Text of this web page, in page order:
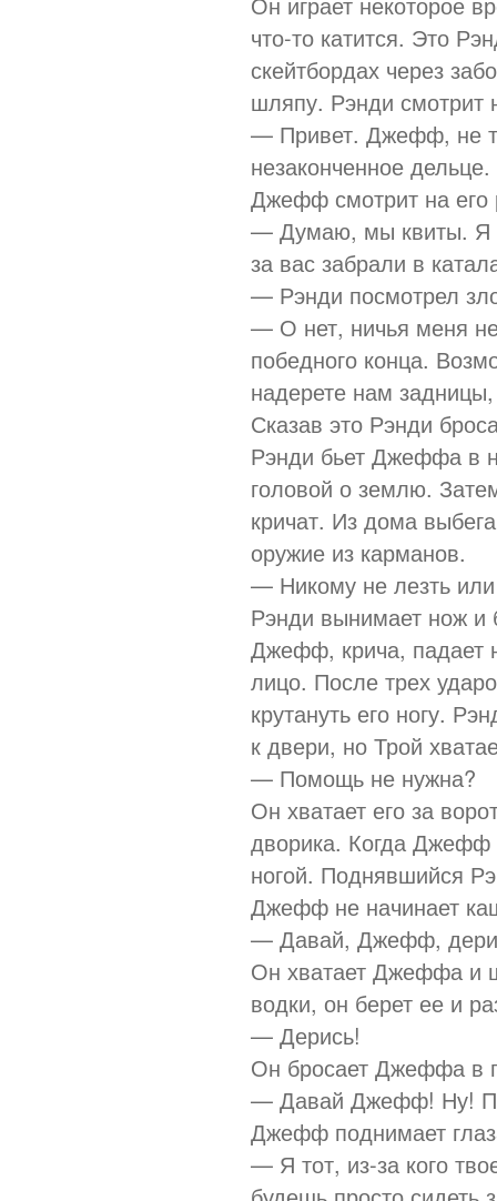
что-то катится. Это
скейтбордах через
шляпу. Рэнди смотрит
— Привет. Джефф, не
незаконченное дельце.
Джефф смотрит на его
— Думаю, мы квиты. Я
за вас забрали в
— Рэнди посмотрел
— О нет, ничья меня
победного конца.
надерете нам
Сказав это Рэнди
Рэнди бьет Джеффа в
головой о землю.
кричат. Из дома
оружие из карманов.
— Никому не лезть
Рэнди вынимает нож
Джефф, крича, падает
лицо. После трех
крутануть его ногу.
к двери, но Трой
— Помощь не нужна?
Он хватает его за
дворика. Когда Джефф
ногой. Поднявшийся
Джефф не начинает
— Давай, Джефф,
Он хватает Джеффа и
водки, он берет ее и
— Дерись!
Он бросает Джеффа в
— Давай Джефф! Ну!
Джефф поднимает
— Я тот, из-за кого